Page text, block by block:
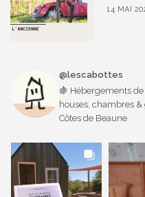
14 MAI
@lescabottes
🍇 Hébergements
houses, chambres
Côtes de Beaune